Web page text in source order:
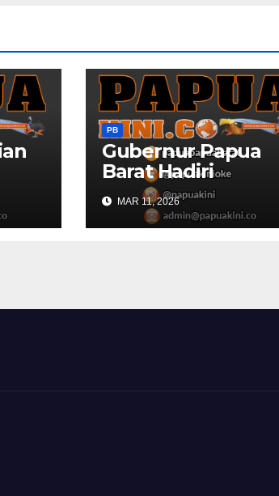
PB
Gubernur Papua
Barat Hadiri
Silaturahmi dan
Bukber Bersama
DPR RI dan
MAR 11, 2026